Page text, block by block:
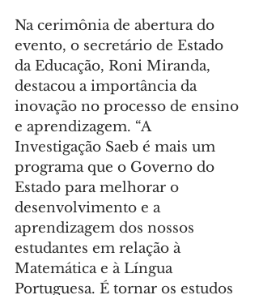
Na cerimônia de abertura do
evento, o secretário de Estado
da Educação, Roni Miranda,
destacou a importância da
inovação no processo de ensino
e aprendizagem. “A
Investigação Saeb é mais um
programa que o Governo do
Estado para melhorar o
desenvolvimento e a
aprendizagem dos nossos
estudantes em relação à
Matemática e à Língua
Portuguesa. É tornar os estudos